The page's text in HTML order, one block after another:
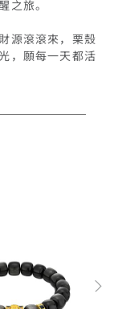
旅。
源滾滾來，栗殼
，願每一天都活